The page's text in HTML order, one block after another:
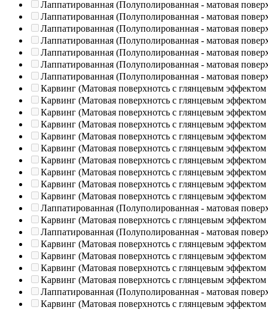
Лаппатированная (Полуполированная - матовая
Лаппатированная (Полуполированная - матовая
Лаппатированная (Полуполированная - матовая
Лаппатированная (Полуполированная - матовая
Лаппатированная (Полуполированная - матовая
Лаппатированная (Полуполированная - матовая
Лаппатированная (Полуполированная - матовая
Карвинг (Матовая поверхнотсь с глянцевым эффектом
Карвинг (Матовая поверхнотсь с глянцевым эффектом
Карвинг (Матовая поверхнотсь с глянцевым эффектом
Карвинг (Матовая поверхнотсь с глянцевым эффектом
Карвинг (Матовая поверхнотсь с глянцевым эффектом
Карвинг (Матовая поверхнотсь с глянцевым эффектом
Карвинг (Матовая поверхнотсь с глянцевым эффектом
Карвинг (Матовая поверхнотсь с глянцевым эффектом
Карвинг (Матовая поверхнотсь с глянцевым эффектом
Карвинг (Матовая поверхнотсь с глянцевым эффектом
Лаппатированная (Полуполированная - матовая
Карвинг (Матовая поверхнотсь с глянцевым эффектом
Лаппатированная (Полуполированная - матовая
Карвинг (Матовая поверхнотсь с глянцевым эффектом
Карвинг (Матовая поверхнотсь с глянцевым эффектом
Карвинг (Матовая поверхнотсь с глянцевым эффектом
Карвинг (Матовая поверхнотсь с глянцевым эффектом
Лаппатированная (Полуполированная - матовая
Карвинг (Матовая поверхнотсь с глянцевым эффектом